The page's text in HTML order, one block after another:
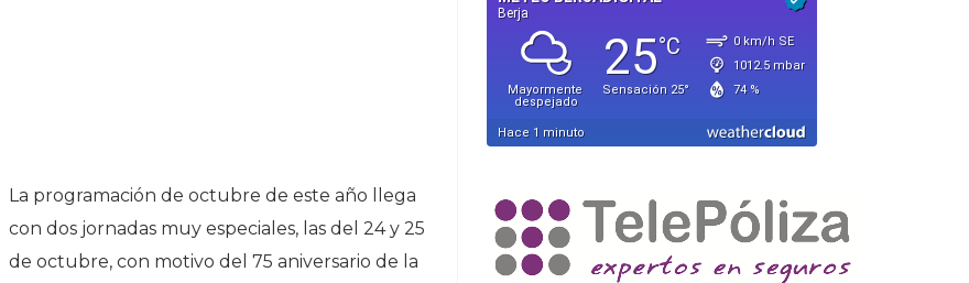
La programación de octubre de este año llega
con dos jornadas muy especiales, las del 24 y 25
de octubre, con motivo del 75 aniversario de la